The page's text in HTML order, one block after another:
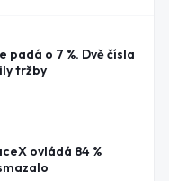
padá o 7 %. Dvě čísla
tržby
ovládá 84 %